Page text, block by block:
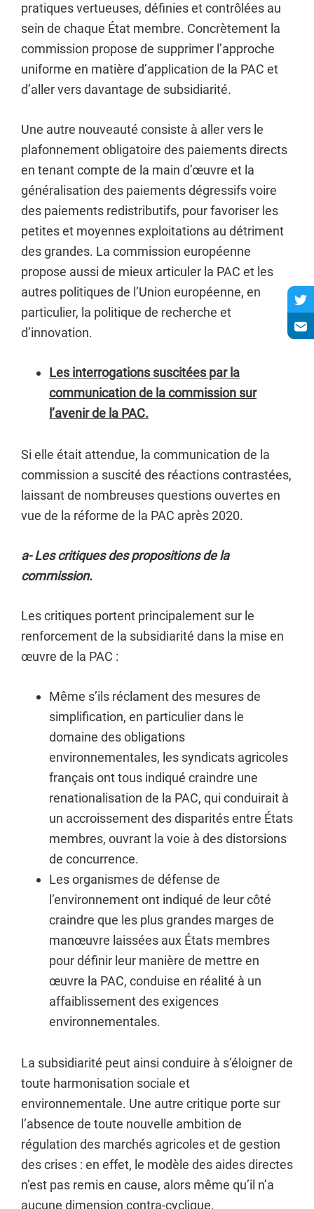
pratiques vertueuses, définies et contrôlées au
sein de chaque État membre. Concrètement la
commission propose de supprimer l’approche
uniforme en matière d’application de la PAC et
d’aller vers davantage de subsidiarité.
Une autre nouveauté consiste à aller vers le
plafonnement obligatoire des paiements directs
en tenant compte de la main d’œuvre et la
généralisation des paiements dégressifs voire
des paiements redistributifs, pour favoriser les
petites et moyennes exploitations au détriment
des grandes. La commission européenne
propose aussi de mieux articuler la PAC et les
autres politiques de l’Union européenne, en
particulier, la politique de recherche et
d’innovation.
Les interrogations suscitées par la
communication de la commission sur
l’avenir de la PAC.
Si elle était attendue, la communication de la
commission a suscité des réactions contrastées,
laissant de nombreuses questions ouvertes en
vue de la réforme de la PAC après 2020.
a- Les critiques des propositions de la
commission.
Les critiques portent principalement sur le
renforcement de la subsidiarité dans la mise en
œuvre de la PAC :
Même s’ils réclament des mesures de
simplification, en particulier dans le
domaine des obligations
environnementales, les syndicats agricoles
français ont tous indiqué craindre une
renationalisation de la PAC, qui conduirait à
un accroissement des disparités entre États
membres, ouvrant la voie à des distorsions
de concurrence.
Les organismes de défense de
l’environnement ont indiqué de leur côté
craindre que les plus grandes marges de
manœuvre laissées aux États membres
pour définir leur manière de mettre en
œuvre la PAC, conduise en réalité à un
affaiblissement des exigences
environnementales.
La subsidiarité peut ainsi conduire à s’éloigner de
toute harmonisation sociale et
environnementale. Une autre critique porte sur
l’absence de toute nouvelle ambition de
régulation des marchés agricoles et de gestion
des crises : en effet, le modèle des aides directes
n’est pas remis en cause, alors même qu’il n’a
aucune dimension contra-cyclique.